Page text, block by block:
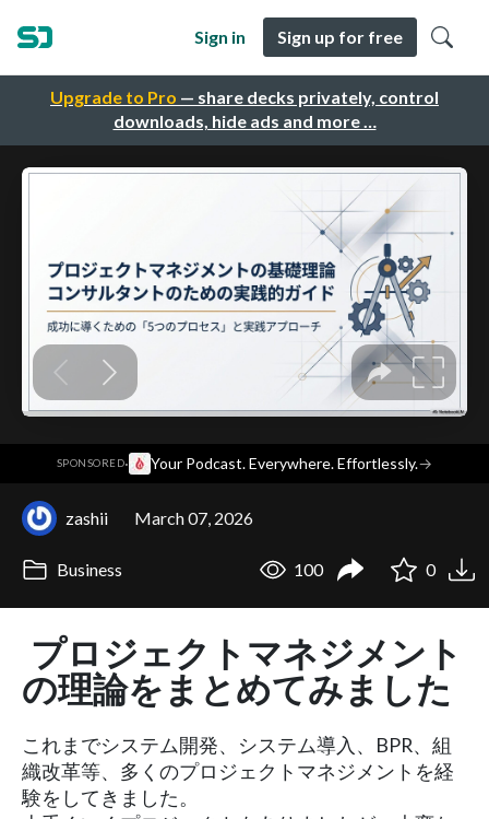
Upgrade to Pro — share decks privately, control
downloads, hide ads and more …
Sign in Sign up for free
SPONSORED· Your Podcast. Everywhere. Effortlessly.→
zashii March 07, 2026
Business 100 0
プロジェクトマネジメント
の理論をまとめてみました
これまでシステム開発、システム導入、BPR、組
織改革等、多くのプロジェクトマネジメントを経
験をしてきました。